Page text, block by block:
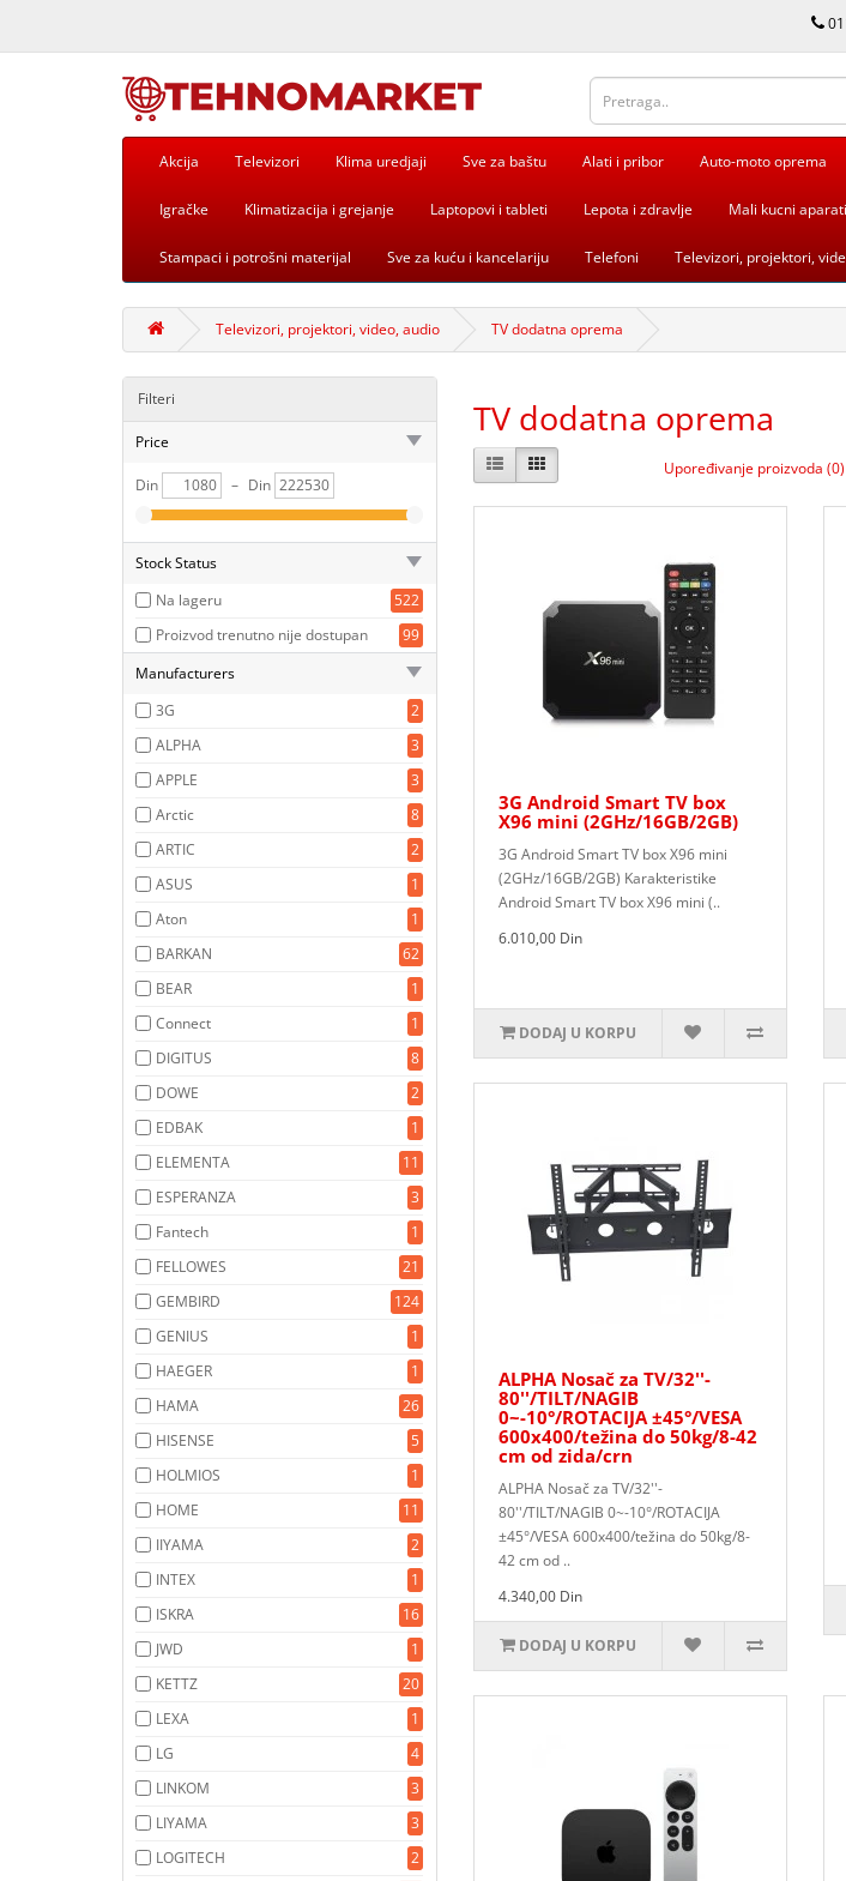
Akcija Televizori Klima uredjaji Sve za baštu Alati i pribor Auto-moto oprema
Igračke Klimatizacija i grejanje Laptopovi i tableti Lepota i zdravlje Mali kucni aparati
Stampaci i potrošni materijal Sve za kuću i kancelariju Telefoni Televizori, projektori,
Televizori, projektori, video, audio TV dodatna oprema
Filteri
Price
Din – Din
Stock Status
Na lageru
522
Proizvod trenutno nije dostupan
99
Manufacturers
3G
2
ALPHA
3
APPLE
3
Arctic
8
ARTIC
2
ASUS
1
Aton
1
BARKAN
62
BEAR
1
Connect
1
DIGITUS
8
DOWE
2
EDBAK
1
ELEMENTA
11
ESPERANZA
3
Fantech
1
FELLOWES
21
GEMBIRD
124
GENIUS
1
HAEGER
1
HAMA
26
HISENSE
5
HOLMIOS
1
HOME
11
IIYAMA
2
INTEX
1
ISKRA
16
JWD
1
KETTZ
20
LEXA
1
LG
4
LINKOM
3
LIYAMA
3
LOGITECH
2
TV dodatna oprema
Upoređivanje proizvoda (0)
3G Android Smart TV box
X96 mini (2GHz/16GB/2GB)
3G Android Smart TV box X96 mini
(2GHz/16GB/2GB) Karakteristike
Android Smart TV box X96 mini (..
6.010,00 Din
DODAJ U KORPU
ALPHA Nosač za TV/32''-
80''/TILT/NAGIB
0~-10°/ROTACIJA ±45°/VESA
600x400/težina do 50kg/8-42
cm od zida/crn
ALPHA Nosač za TV/32''-
80''/TILT/NAGIB 0~-10°/ROTACIJA
±45°/VESA 600x400/težina do 50kg/8-
42 cm od ..
4.340,00 Din
DODAJ U KORPU